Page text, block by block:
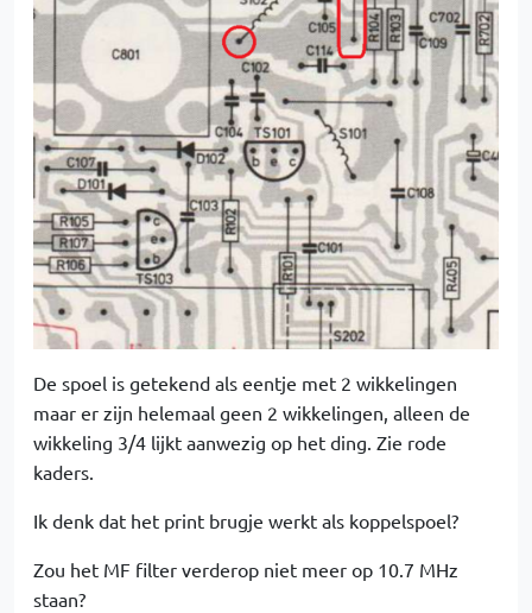
De spoel is getekend als eentje met 2 wikkelingen
maar er zijn helemaal geen 2 wikkelingen, alleen de
wikkeling 3/4 lijkt aanwezig op het ding. Zie rode
kaders.
Ik denk dat het print brugje werkt als koppelspoel?
Zou het MF filter verderop niet meer op 10.7 MHz
staan?